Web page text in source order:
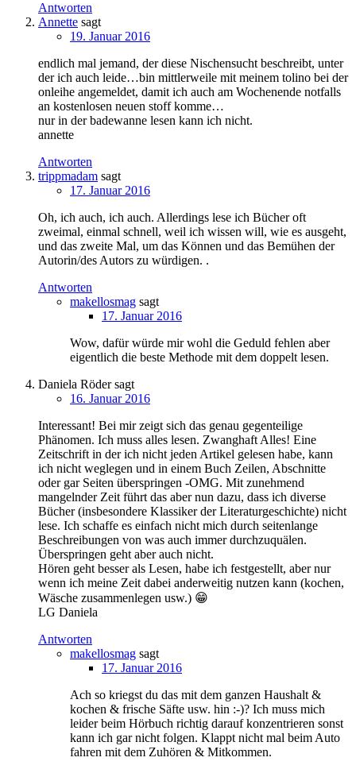
Antworten
Annette sagt
19. Januar 2016
endlich mal jemand, der diese Nischensucht beschreibt, unter
der ich auch leide…bin mittlerweile mit meinem tolino bei der
onleihe angemeldet, damit ich auch am Wochenende notfalls
an kostenlosen neuen stoff komme…
nur in der badewanne lesen kann ich nicht.
annette
Antworten
trippmadam sagt
17. Januar 2016
Oh, ich auch, ich auch. Allerdings lese ich Bücher oft
zweimal, einmal schnell, weil ich wissen will, wie es ausgeht,
und das zweite Mal, um das Können und das Bemühen der
Autorin/des Autors zu würdigen. .
Antworten
makellosmag sagt
17. Januar 2016
Wow, dafür würde mir wohl die Geduld fehlen aber
eigentlich die beste Methode mit dem doppelt lesen.
Daniela Rödersagt
16. Januar 2016
Interessant! Bei mir zeigt sich das genau gegenteilige
Phänomen. Ich muss alles lesen. Zwanghaft Alles! Eine
Zeitschrift in der ich nicht jeden Artikel gelesen habe, kann
ich nicht weglegen und in einem Buch Zeilen, Abschnitte
oder gar Seiten überspringen -OMG. Mit zunehmend
mangelnder Zeit führt das aber nun dazu, dass ich diverse
Bücher (insbesondere Klassiker der Literaturgeschichte) nicht
lese. Ich schaffe es einfach nicht mich durch seitenlange
Beschreibungen von was auch immer durchzuquälen.
Überspringen geht aber auch nicht.
Hören geht besser als Lesen, habe ich festgestellt, aber nur
wenn ich meine Zeit dabei anderweitig nutzen kann (kochen,
Wäsche zusammenlegen usw.) 😁
LG Daniela
Antworten
makellosmag sagt
17. Januar 2016
Ach so kriegst du das mit dem ganzen Haushalt &
kochen & frische Säfte usw. hin :-)? Ich muss mich
leider beim Hörbuch richtig darauf konzentrieren sonst
kann ich gar nicht folgen. Klappt nicht mal beim Auto
fahren mit dem Zuhören & Mitkommen.